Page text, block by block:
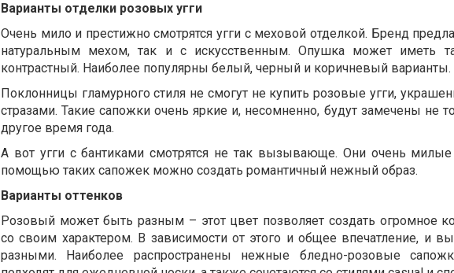
Варианты отделки розовых угги
Очень мило и престижно смотрятся угги с меховой отделкой. Бренд
натуральным мехом, так и с искусственным. Опушка может иметь
контрастный. Наиболее популярны белый, черный и коричневый варианты.
Поклонницы гламурного стиля не смогут не купить розовые угги,
стразами. Такие сапожки очень яркие и, несомненно, будут замечены не
другое время года.
А вот угги с бантиками смотрятся не так вызывающе. Они очень
помощью таких сапожек можно создать романтичный нежный образ.
Варианты оттенков
Розовый может быть разным – этот цвет позволяет создать огромное
со своим характером. В зависимости от этого и общее впечатление, и
разными. Наиболее распространены нежные бледно-розовые